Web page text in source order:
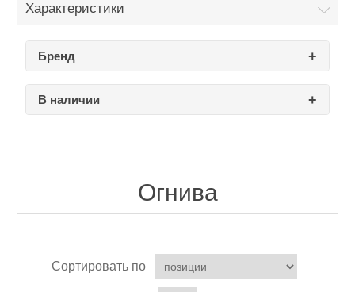
Поиск
Характеристики
Бренд
В наличии
Огнива
Сортировать по